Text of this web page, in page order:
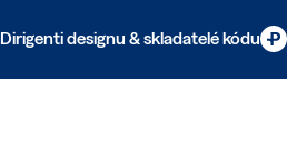
Dirigenti designu & skladatelé kódu